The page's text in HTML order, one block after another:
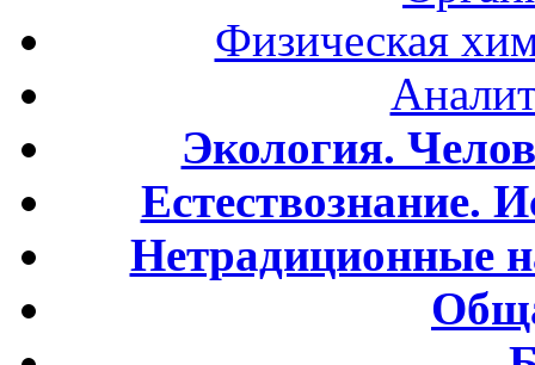
Физическая
Экология.
Естествознание.
Нетрадиционные